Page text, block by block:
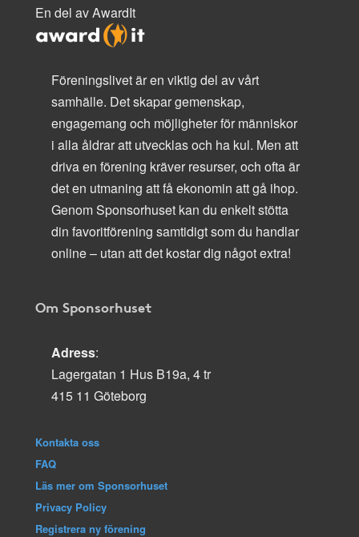
En del av AwardIt
Föreningslivet är en viktig del av vårt
samhälle. Det skapar gemenskap,
engagemang och möjligheter för människor
i alla åldrar att utvecklas och ha kul. Men att
driva en förening kräver resurser, och ofta är
det en utmaning att få ekonomin att gå ihop.
Genom Sponsorhuset kan du enkelt stötta
din favoritförening samtidigt som du handlar
online – utan att det kostar dig något extra!
Om Sponsorhuset
Adress:
Lagergatan 1 Hus B19a, 4 tr
415 11 Göteborg
Kontakta oss
FAQ
Läs mer om Sponsorhuset
Privacy Policy
Registrera ny förening